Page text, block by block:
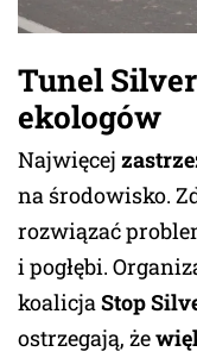
Tunel
ekologów
Najwięcej
na środowisko.
rozwiązać
i pogłębi.
koalicjaStop
ostrzegają, że